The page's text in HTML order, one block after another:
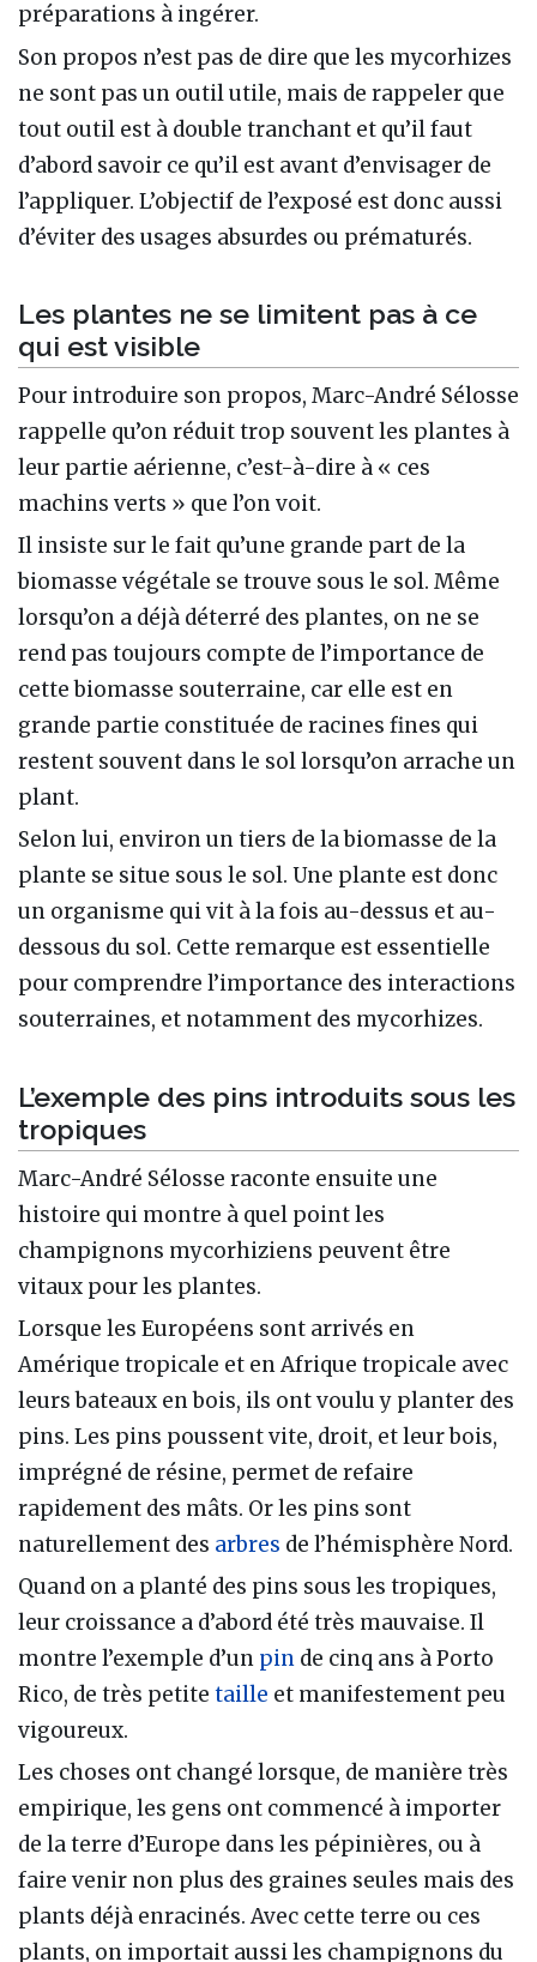
préparations à ingérer.
Son propos n’est pas de dire que les mycorhizes
ne sont pas un outil utile, mais de rappeler que
tout outil est à double tranchant et qu’il faut
d’abord savoir ce qu’il est avant d’envisager de
l’appliquer. L’objectif de l’exposé est donc aussi
d’éviter des usages absurdes ou prématurés.
Les plantes ne se limitent pas à ce
qui est visible
Pour introduire son propos, Marc-André Sélosse
rappelle qu’on réduit trop souvent les plantes à
leur partie aérienne, c’est-à-dire à « ces
machins verts » que l’on voit.
Il insiste sur le fait qu’une grande part de la
biomasse végétale se trouve sous le sol. Même
lorsqu’on a déjà déterré des plantes, on ne se
rend pas toujours compte de l’importance de
cette biomasse souterraine, car elle est en
grande partie constituée de racines fines qui
restent souvent dans le sol lorsqu’on arrache un
plant.
Selon lui, environ un tiers de la biomasse de la
plante se situe sous le sol. Une plante est donc
un organisme qui vit à la fois au-dessus et au-
dessous du sol. Cette remarque est essentielle
pour comprendre l’importance des interactions
souterraines, et notamment des mycorhizes.
L’exemple des pins introduits sous les
tropiques
Marc-André Sélosse raconte ensuite une
histoire qui montre à quel point les
champignons mycorhiziens peuvent être
vitaux pour les plantes.
Lorsque les Européens sont arrivés en
Amérique tropicale et en Afrique tropicale avec
leurs bateaux en bois, ils ont voulu y planter des
pins. Les pins poussent vite, droit, et leur bois,
imprégné de résine, permet de refaire
rapidement des mâts. Or les pins sont
naturellement des arbres de l’hémisphère Nord.
Quand on a planté des pins sous les tropiques,
leur croissance a d’abord été très mauvaise. Il
montre l’exemple d’un pin de cinq ans à Porto
Rico, de très petite taille et manifestement peu
vigoureux.
Les choses ont changé lorsque, de manière très
empirique, les gens ont commencé à importer
de la terre d’Europe dans les pépinières, ou à
faire venir non plus des graines seules mais des
plants déjà enracinés. Avec cette terre ou ces
plants, on importait aussi les champignons du